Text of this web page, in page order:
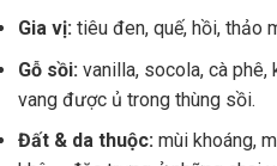
Gia vị: tiêu đen, quế, hồi, thảo
Gỗ sồi: vanilla, socola, cà phê,
vang được ủ trong thùng sồi.
Đất & da thuộc: mùi khoáng,